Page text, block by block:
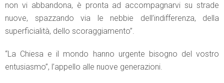
non vi abbandona, è pronta ad accompagnarvi su strade
nuove, spazzando via le nebbie dell’indifferenza, della
superficialità, dello scoraggiamento”.
“La Chiesa e il mondo hanno urgente bisogno del vostro
entusiasmo”, l’appello alle nuove generazioni.